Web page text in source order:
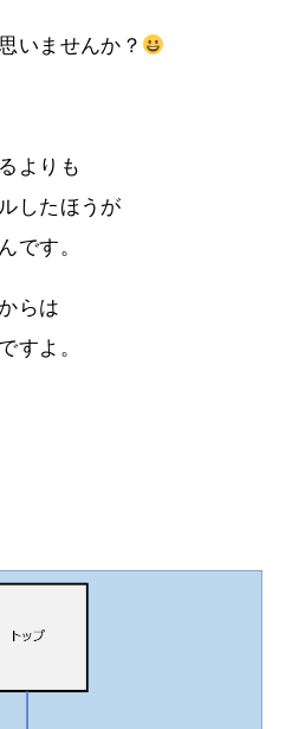
いませんか？
よりも
したほうが
です。
らは
すよ。